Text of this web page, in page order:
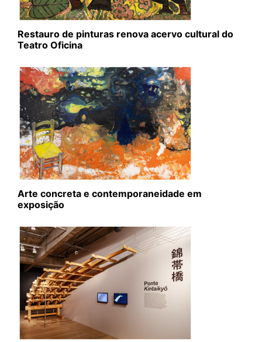
Restauro de pinturas renova acervo cultural do
Teatro Oficina
Arte concreta e contemporaneidade em
exposição